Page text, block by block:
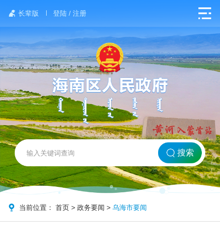
长辈版 登陆 / 注册
网站首页
北方海南
政务要闻
搜索
当前位置：首页 >政务要闻 >乌海市要闻